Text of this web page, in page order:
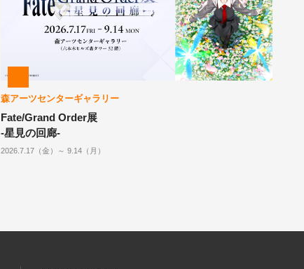
森アーツセンターギャラリー
Fate/Grand Order展
-星見の回廊-
2026.7.17（金）～ 9.14（月）